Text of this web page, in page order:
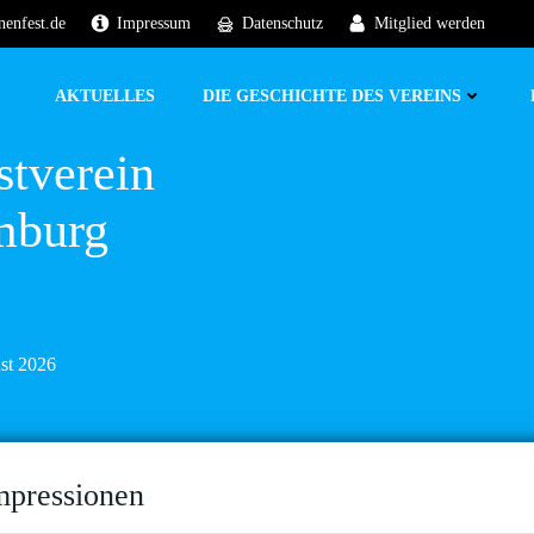
Impressum Datenschutz Mitglied werden
AKTUELLES DIE GESCHICHTE DES VEREINS
2026